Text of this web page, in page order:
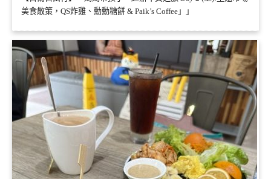
美食散策，QS炸雞、勳勳糖餅 & Paik’s Coffee」」